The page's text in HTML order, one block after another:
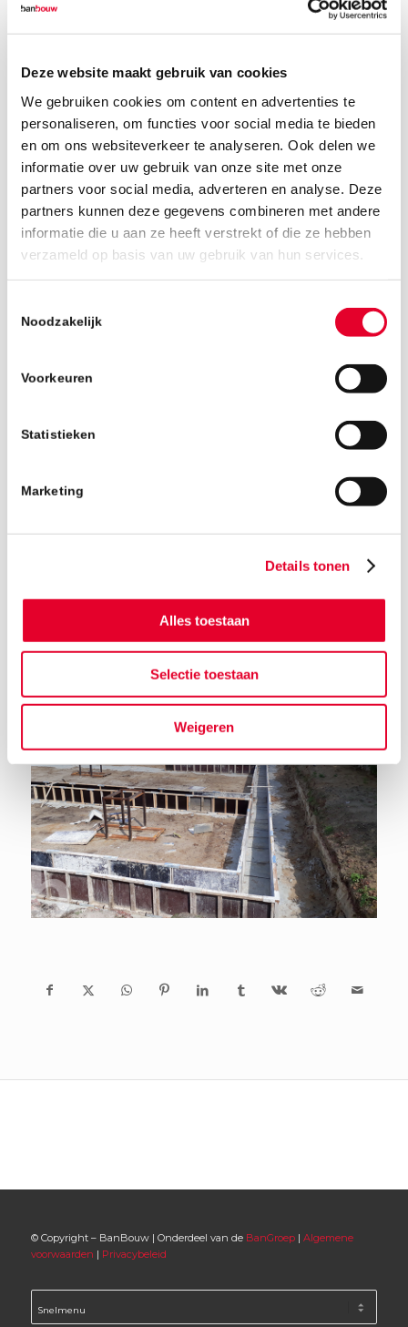
Deze website maakt gebruik van cookies
We gebruiken cookies om content en advertenties te
personaliseren, om functies voor social media te bieden
en om ons websiteverkeer te analyseren. Ook delen we
informatie over uw gebruik van onze site met onze
partners voor social media, adverteren en analyse. Deze
partners kunnen deze gegevens combineren met andere
informatie die u aan ze heeft verstrekt of die ze hebben
verzameld op basis van uw gebruik van hun services.
Noodzakelijk
Voorkeuren
Statistieken
Marketing
Details tonen
Alles toestaan
Selectie toestaan
Weigeren
4 september 2018
© Copyright – BanBouw | Onderdeel van de BanGroep| Algemene
voorwaarden | Privacybeleid